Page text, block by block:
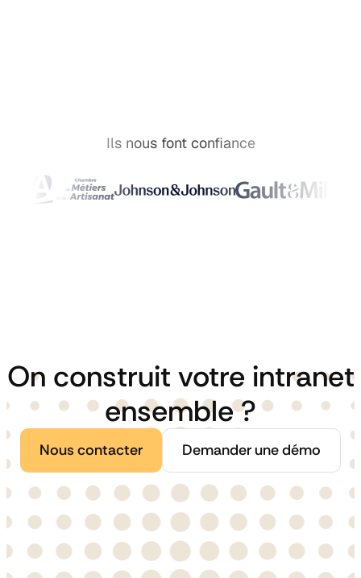
Ils nous font confiance
On construit votre intranet
ensemble ?
Nous contacter Demander une démo